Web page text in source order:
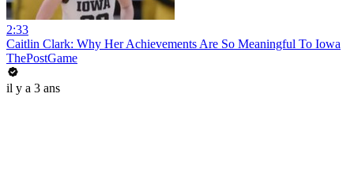
2:33
Caitlin Clark: Why Her Achievements Are So Meaningful To Iowa
ThePostGame
il y a 3 ans